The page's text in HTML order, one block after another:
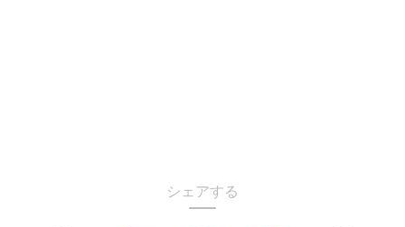
シェアする